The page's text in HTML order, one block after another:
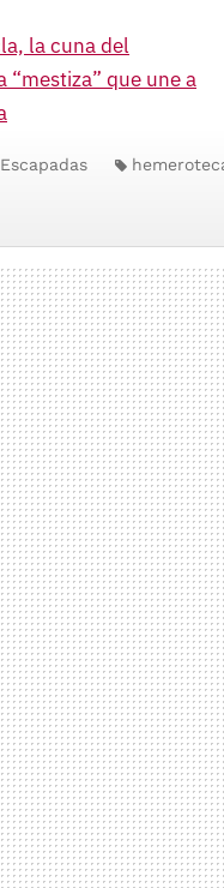
la cuna del
que une a
Escapadas